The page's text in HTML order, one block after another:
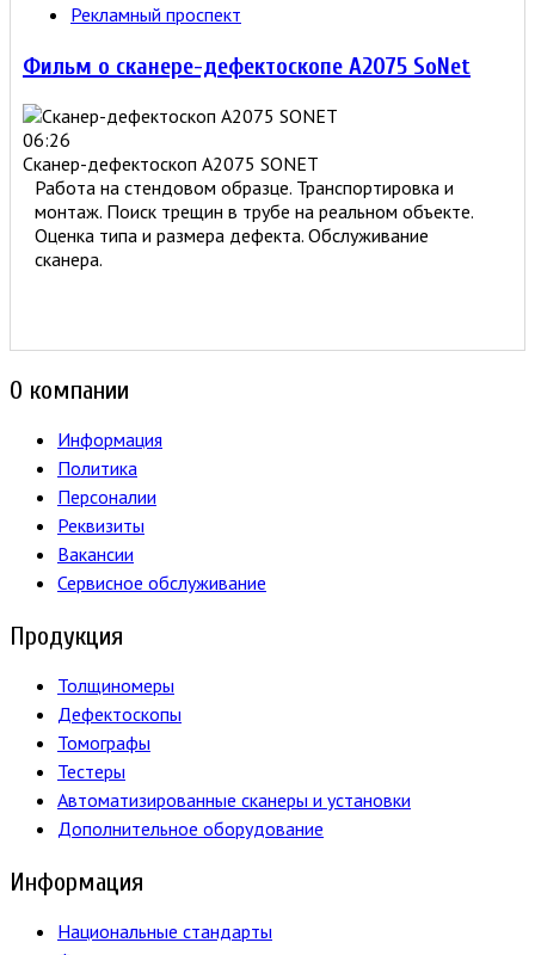
Рекламный проспект
Фильм о сканере-дефектоскопе А2075 SoNet
06:26
Сканер-дефектоскоп A2075 SONET
Работа на стендовом образце. Транспортировка и
монтаж. Поиск трещин в трубе на реальном объекте.
Оценка типа и размера дефекта. Обcлуживание
сканера.
О компании
Информация
Политика
Персоналии
Реквизиты
Вакансии
Сервисное обслуживание
Продукция
Толщиномеры
Дефектоскопы
Томографы
Тестеры
Автоматизированные сканеры и установки
Дополнительное оборудование
Информация
Национальные стандарты